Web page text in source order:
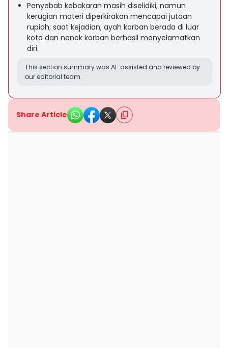
Penyebab kebakaran masih diselidiki, namun
kerugian materi diperkirakan mencapai jutaan
rupiah; saat kejadian, ayah korban berada di luar
kota dan nenek korban berhasil menyelamatkan
diri.
This section summary was AI-assisted and reviewed by
our editorial team.
Share Article